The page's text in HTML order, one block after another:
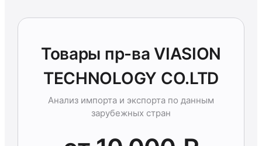
Товары пр-ва VIASION
TECHNOLOGY CO.LTD
Анализ импорта и экспорта по данным
зарубежных стран